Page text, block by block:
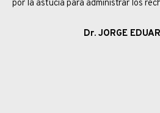
por la astucia para administrar los
Dr. JORGE